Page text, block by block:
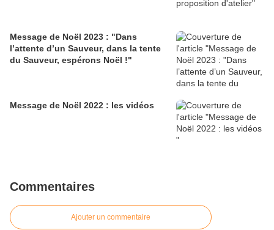
Message de Noël 2023 : "Dans
l’attente d’un Sauveur, dans la tente
du Sauveur, espérons Noël !"
Message de Noël 2022 : les vidéos
Commentaires
Ajouter un commentaire